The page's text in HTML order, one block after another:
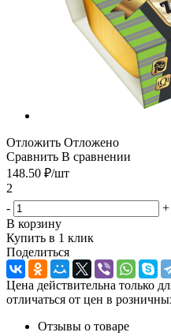
Отложить Отложено
Сравнить В сравнении
148.50 ₽/шт
2
-
+
В корзину
Купить в 1 клик
Поделиться
Цена действительна только
отличаться от цен в
Отзывы о товаре